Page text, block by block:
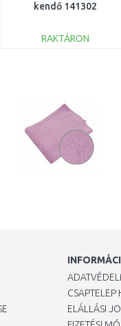
kendő 141302
RAKTÁRON
CSAPTELEP
ELÁLLÁSI